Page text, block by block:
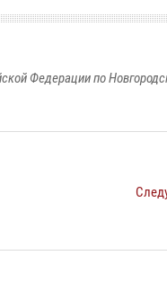
Федерации по